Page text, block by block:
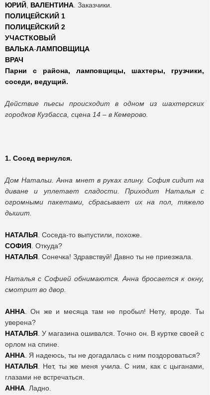
ЮРИЙ ВАЛЕНТИНА . Заказчики.
ПОЛИЦЕЙСКИЙ 1
ПОЛИЦЕЙСКИЙ 2
УЧАСТКОВЫЙ
ВАЛЬКА-ЛАМПОВЩИЦА
ВРАЧ
Парни с района, ламповщицы, шахтеры, грузчики,
соседи, ведущий.
Действие пьесы происходит в одном из шахтерских
городков Кузбасса, сцена 14 – в Кемерово.
1. Сосед вернулся.
Дом Натальи. Анна мнет в руках глину. София сидит на
диване и уплетает сладости. Приходит Наталья с
огромными пакетами, сбрасывает их на пол, тяжело
дышит.
НАТАЛЬЯ . Соседа-то выпустили, похоже.
СОФИЯ . Откуда?
НАТАЛЬЯ . Сонечка! Здравствуй! Давно ты не приезжала.
Наталья с Софией обнимаются. Анна бросается к окну,
смотрит во двор.
АННА . Он же и месяца там не пробыл! Нету, вроде. Ты
уверена?
НАТАЛЬЯ . У магазина ошивался. Точно он. В куртке своей с
орлом на спине.
АННА . Я надеюсь, ты не догадалась с ним поздороваться?
НАТАЛЬЯ . Нет, ты же меня учила. С ним, как с цыганами,
глазами не встречаться.
АННА . Ладно.